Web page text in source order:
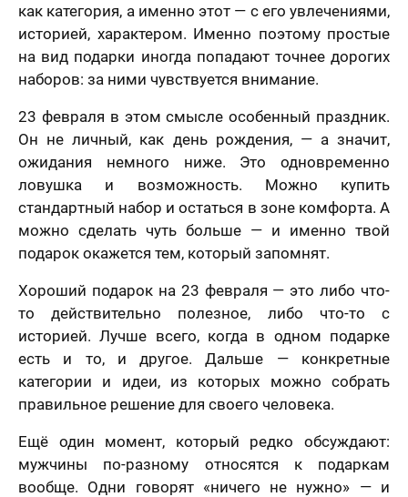
как категория, а именно этот — с его увлечениями,
историей, характером. Именно поэтому простые
на вид подарки иногда попадают точнее дорогих
наборов: за ними чувствуется внимание.
23 февраля в этом смысле особенный праздник.
Он не личный, как день рождения, — а значит,
ожидания немного ниже. Это одновременно
ловушка и возможность. Можно купить
стандартный набор и остаться в зоне комфорта. А
можно сделать чуть больше — и именно твой
подарок окажется тем, который запомнят.
Хороший подарок на 23 февраля — это либо что-
то действительно полезное, либо что-то с
историей. Лучше всего, когда в одном подарке
есть и то, и другое. Дальше — конкретные
категории и идеи, из которых можно собрать
правильное решение для своего человека.
Ещё один момент, который редко обсуждают:
мужчины по-разному относятся к подаркам
вообще. Одни говорят «ничего не нужно» — и